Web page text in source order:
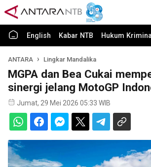
English Kabar NTB Hukum
ANTARA Lingkar Mandalika
MGPA dan Bea Cukai
sinergi jelang MotoGP
Jumat, 29 Mei 2026 05:33 WIB